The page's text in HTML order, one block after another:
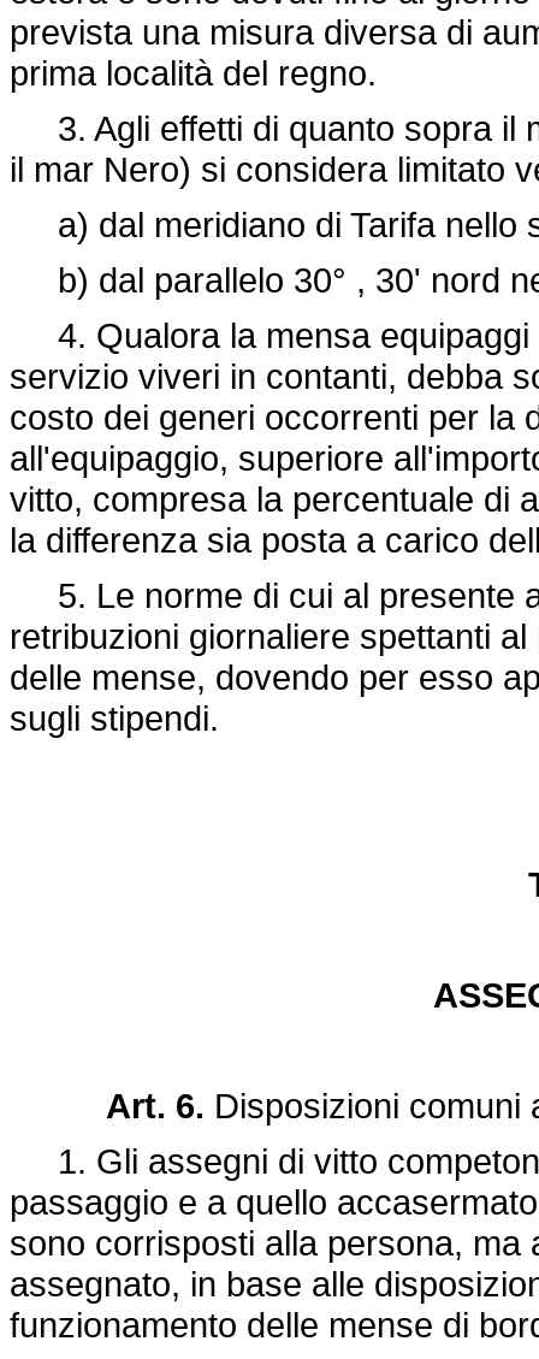
prevista una misura diversa di
prima località del regno.
3. Agli effetti di quanto sopra il
il mar Nero) si considera limitato
a) dal meridiano di Tarifa nello
b) dal parallelo 30° , 30' nord
4. Qualora la mensa equipaggi
servizio viveri in contanti, debba
costo dei generi occorrenti per la
all'equipaggio, superiore
vitto, compresa la percentuale di
la differenza sia posta a carico
5. Le norme di cui al presente
retribuzioni giornaliere spettanti
delle mense, dovendo per esso
sugli stipendi.
Art. 6. Disposizioni comuni
1. Gli assegni di vitto
passaggio e a quello
sono corrisposti alla persona, ma
assegnato, in base alle
funzionamento delle mense di